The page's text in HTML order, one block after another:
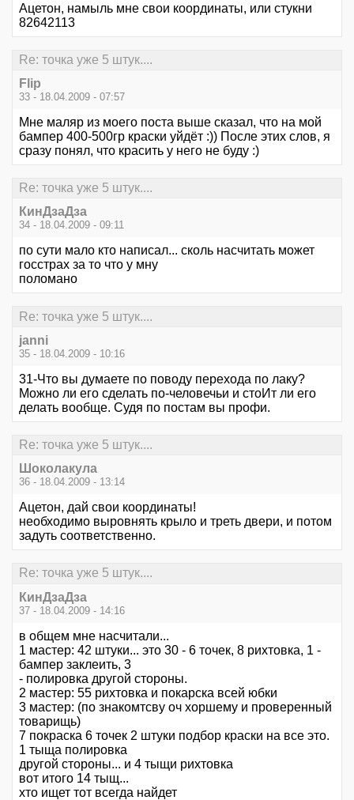
Ацетон, намыль мне свои координаты, или стукни
82642113
Re: точка уже 5 штук....
Flip
33 - 18.04.2009 - 07:57
Мне маляр из моего поста выше сказал, что на мой
бампер 400-500гр краски уйдёт :)) После этих слов, я
сразу понял, что красить у него не буду :)
Re: точка уже 5 штук....
КинДзаДза
34 - 18.04.2009 - 09:11
по сути мало кто написал... сколь насчитать может
госстрах за то что у мну
поломано
Re: точка уже 5 штук....
janni
35 - 18.04.2009 - 10:16
31-Что вы думаете по поводу перехода по лаку?
Можно ли его сделать по-человечьи и стоИт ли его
делать вообще. Судя по постам вы профи.
Re: точка уже 5 штук....
Шоколакула
36 - 18.04.2009 - 13:14
Ацетон, дай свои координаты!
необходимо выровнять крыло и треть двери, и потом
задуть соответственно.
Re: точка уже 5 штук....
КинДзаДза
37 - 18.04.2009 - 14:16
в общем мне насчитали...
1 мастер: 42 штуки... это 30 - 6 точек, 8 рихтовка, 1 -
бампер заклеить, 3
- полировка другой стороны.
2 мастер: 55 рихтовка и покарска всей юбки
3 мастер: (по знакомтсву оч хоршему и проверенный
товарищь)
7 покраска 6 точек 2 штуки подбор краски на все это.
1 тыща полировка
другой стороны... и 4 тыщи рихтовка
вот итого 14 тыщ...
хто ищет тот всегда найдет